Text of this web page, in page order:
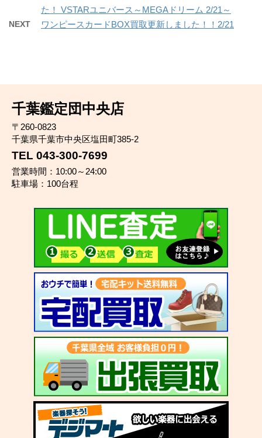
た！ VSTARユニバース～MEGAドリーム 2/21～
NEXT ワンピースカードBOX買取更新しました！！2/21
千葉鑑定団中央店
〒260-0823
千葉県千葉市中央区塩田町385-2
TEL 043-300-7699
営業時間：10:00～24:00
駐車場：100台程